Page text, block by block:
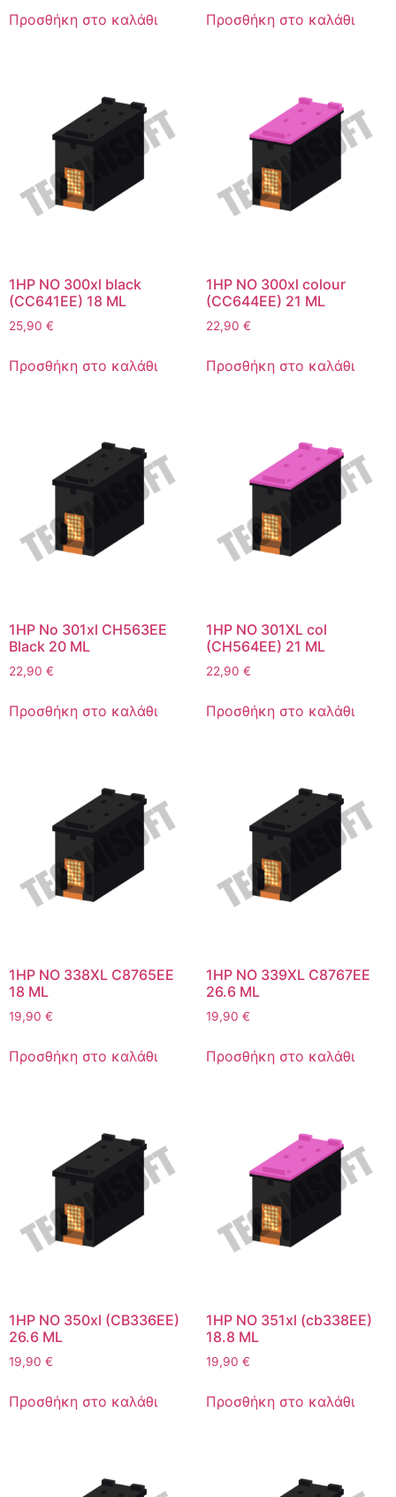
Προσθήκη στο καλάθι Προσθήκη στο καλάθι
1HP NO 300xl black
(CC641EE) 18 ML
25,90 €
Προσθήκη στο καλάθι
1HP NO 300xl colour
(CC644EE) 21 ML
22,90 €
Προσθήκη στο καλάθι
1HP No 301xl CH563EE
Black 20 ML
22,90 €
Προσθήκη στο καλάθι
1HP NO 301XL col
(CH564EE) 21 ML
22,90 €
Προσθήκη στο καλάθι
1HP NO 338XL C8765EE
18 ML
19,90 €
Προσθήκη στο καλάθι
1HP NO 339XL C8767EE
26.6 ML
19,90 €
Προσθήκη στο καλάθι
1HP NO 350xl (CB336EE)
26.6 ML
19,90 €
Προσθήκη στο καλάθι
1HP NO 351xl (cb338EE)
18.8 ML
19,90 €
Προσθήκη στο καλάθι